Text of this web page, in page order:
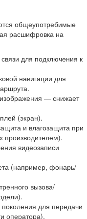
общеупотребимые
расшифровка на
для подключения к
навигации для
— снижает
(экран).
и влагозащита при
производителем).
видеозаписи
(например, фонарь/
вызова/
для передачи
оператора).